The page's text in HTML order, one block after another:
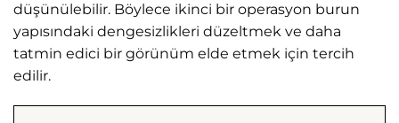
düşünülebilir. Böylece ikinci bir operasyon burun
yapısındaki dengesizlikleri düzeltmek ve daha
tatmin edici bir görünüm elde etmek için tercih
edilir.